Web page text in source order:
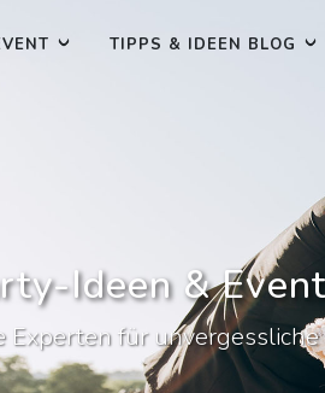
TIPPS & IDEEN BLOG
Ideen &
Experten für unvergessliche